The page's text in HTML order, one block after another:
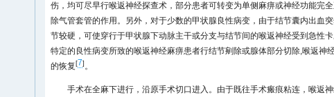
伤，均可尽早行喉返神经探查术，部分患者可转变为单侧麻痹或神经功能完
除气管套管的作用。另外，对于少数的甲状腺良性病变，由于结节囊内出血
节较硬，可使穿行于甲状腺下动脉主干或分支与结节间的喉返神经受到急性
特定的良性病变所致的喉返神经麻痹患者行结节剜除或腺体部分切除,喉返神
的恢复[7]。
手术在全麻下进行，沿原手术切口进入。由于既往手术瘢痕粘连，喉返